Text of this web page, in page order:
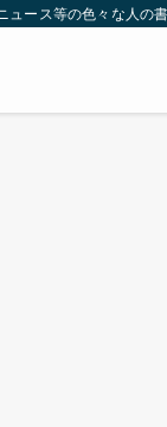
ース等の色々な人の